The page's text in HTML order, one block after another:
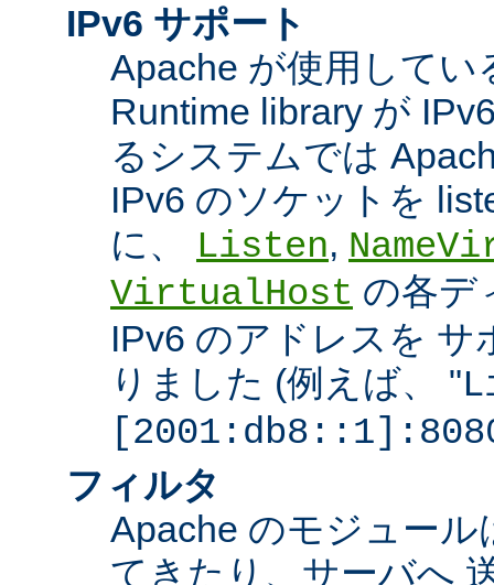
IPv6 サポート
Apache が使用してい
Runtime library が
るシステムでは
IPv6 のソケットを
に、
Listen,
VirtualHost の各デ
IPv6 のアドレスを
りました (例えば、 "
フィルタ
Apache のモジュー
てきたり、サーバへ